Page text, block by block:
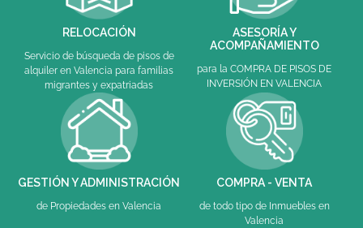
RELOCACIÓN
Servicio de búsqueda de pisos de
alquiler en Valencia para familias
migrantes y expatriadas
ASESORÍA Y
ACOMPAÑAMIENTO
para la COMPRA DE PISOS DE
INVERSIÓN EN VALENCIA
GESTIÓN Y ADMINISTRACIÓN
de Propiedades en Valencia
COMPRA - VENTA
de todo tipo de Inmuebles en
Valencia